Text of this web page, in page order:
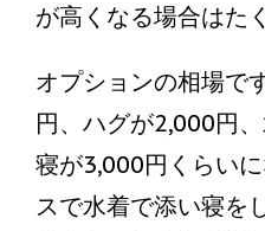
が高くなる場合はた
オプションの相場で
円、ハグが2,000円
寝が3,000円くらい
スで水着で添い寝を